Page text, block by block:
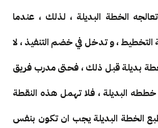
الخطة البديلة ، لذلك ، عندما
، و تدخل في خضم التنفيذ ، لا
بديلة قبل ذلك ، فحتى مدرب فريق
البديلة ، فلا تهمل هذه النقطة
الخطة البديلة يجب ان تكون بنفس